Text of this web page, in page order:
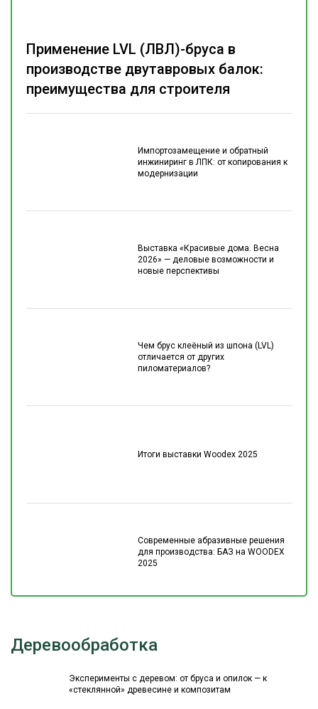
Импортозамещение и обратный
инжиниринг в ЛПК: от копирования к
модернизации
Выставка «Красивые дома. Весна
2026» — деловые возможности и
новые перспективы
Чем брус клеёный из шпона (LVL)
отличается от других
пиломатериалов?
Итоги выставки Woodex 2025
Современные абразивные решения
для производства: БАЗ на WOODEX
2025
Применение LVL (ЛВЛ)-бруса в
производстве двутавровых балок:
преимущества для строителя
Деревообработка
Эксперименты с деревом: от бруса и опилок — к
«стеклянной» древесине и композитам